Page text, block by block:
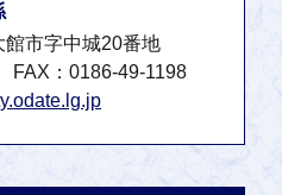
市字中城20番地
FAX：0186-49-1198